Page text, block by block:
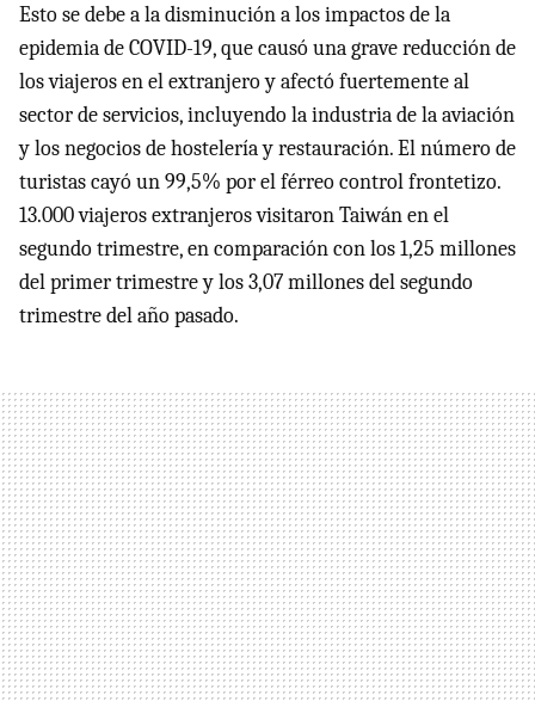
Esto se debe a la disminución a los impactos de la
epidemia de COVID-19, que causó una grave reducción de
los viajeros en el extranjero y afectó fuertemente al
sector de servicios, incluyendo la industria de la aviación
y los negocios de hostelería y restauración. El número de
turistas cayó un 99,5% por el férreo control frontetizo.
13.000 viajeros extranjeros visitaron Taiwán en el
segundo trimestre, en comparación con los 1,25 millones
del primer trimestre y los 3,07 millones del segundo
trimestre del año pasado.